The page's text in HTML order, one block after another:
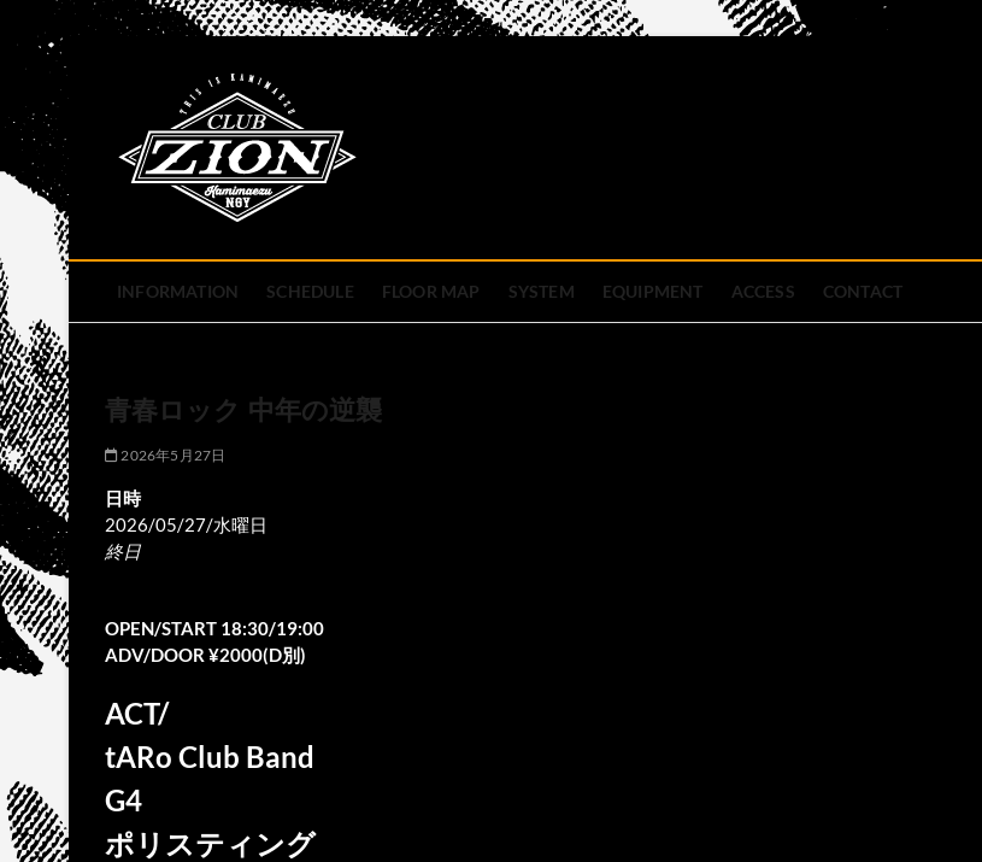
content
INFORMATION SCHEDULE FLOOR MAP SYSTEM EQUIPMENT ACCESS CONTACT
青春ロック 中年の逆襲
2026年5月27日
日時
2026/05/27/水曜日
終日
OPEN/START 18:30/19:00
ADV/DOOR ¥2000(D別)
ACT/
tARo Club Band
G4
ポリスティング